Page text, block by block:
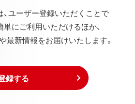
ユーザー登録いただくことで
にご利用いただけるほか、
最新情報をお届けいたします。
録する